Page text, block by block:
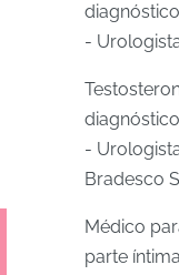
-
-
Bradesco
Médico
parte